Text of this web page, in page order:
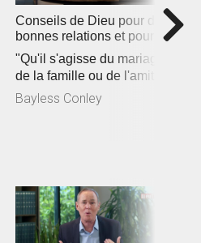
Conseils de Dieu pour de
bonnes relations et pour
un mariage solide
"Qu'il s'agisse du mariage,
de la famille ou de l'amitié,
nos relations marquen...
Bayless Conley